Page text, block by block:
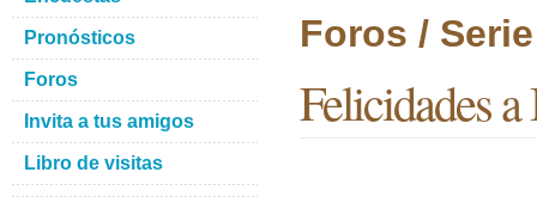
Foros /
Felicidades
Pronósticos
Foros
Invita a tus amigos
Libro de visitas